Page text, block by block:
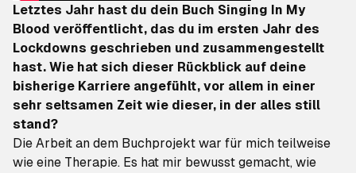
Letztes Jahr hast du dein Buch Singing In My
Blood veröffentlicht, das du im ersten Jahr des
Lockdowns geschrieben und zusammengestellt
hast. Wie hat sich dieser Rückblick auf deine
bisherige Karriere angefühlt, vor allem in einer
sehr seltsamen Zeit wie dieser, in der alles still
stand?
Die Arbeit an dem Buchprojekt war für mich teilweise
wie eine Therapie. Es hat mir bewusst gemacht, wie